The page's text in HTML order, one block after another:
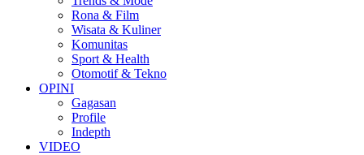
Rona & Film
Wisata & Kuliner
Komunitas
Sport & Health
Otomotif & Tekno
OPINI
Gagasan
Profile
Indepth
VIDEO